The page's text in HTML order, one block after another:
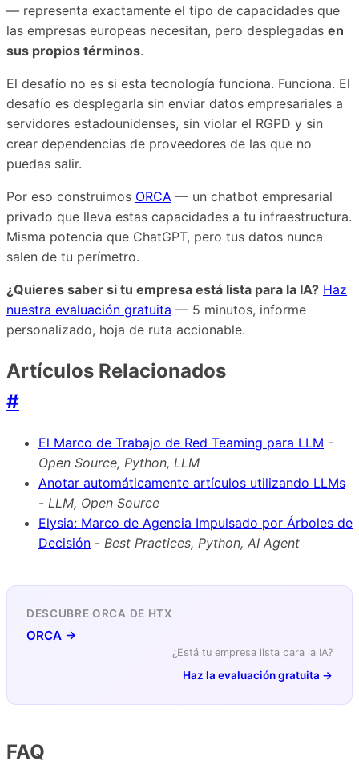
— representa exactamente el tipo de capacidades que
las empresas europeas necesitan, pero desplegadas en
sus propios términos.
El desafío no es si esta tecnología funciona. Funciona. El
desafío es desplegarla sin enviar datos empresariales a
servidores estadounidenses, sin violar el RGPD y sin
crear dependencias de proveedores de las que no
puedas salir.
Por eso construimos ORCA — un chatbot empresarial
privado que lleva estas capacidades a tu infraestructura.
Misma potencia que ChatGPT, pero tus datos nunca
salen de tu perímetro.
¿Quieres saber si tu empresa está lista para la IA? Haz
nuestra evaluación gratuita — 5 minutos, informe
personalizado, hoja de ruta accionable.
Artículos Relacionados
#
El Marco de Trabajo de Red Teaming para LLM -
Open Source, Python, LLM
Anotar automáticamente artículos utilizando LLMs
- LLM, Open Source
Elysia: Marco de Agencia Impulsado por Árboles de
Decisión - Best Practices, Python, AI Agent
DESCUBRE ORCA DE HTX
ORCA →
¿Está tu empresa lista para la IA?
Haz la evaluación gratuita →
FAQ